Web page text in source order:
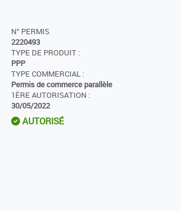
N° PERMIS
2220493
TYPE DE PRODUIT :
PPP
TYPE COMMERCIAL :
Permis de commerce parallèle
1ÈRE AUTORISATION :
30/05/2022
AUTORISÉ